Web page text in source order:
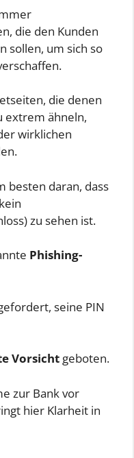
die den Kunden
sollen, um sich so
die denen
extrem ähneln,
wirklichen
besten daran, dass
zu sehen ist.
Phishing-
seine PIN
Vorsicht geboten.
zur Bank vor
hier Klarheit in